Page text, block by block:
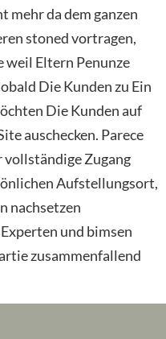
mehr da dem ganzen
stoned vortragen,
weil Eltern Penunze
Die Kunden zu Ein
Die Kunden auf
auschecken. Parece
vollständige Zugang
Aufstellungsort,
nachsetzen
und bimsen
zusammenfallend